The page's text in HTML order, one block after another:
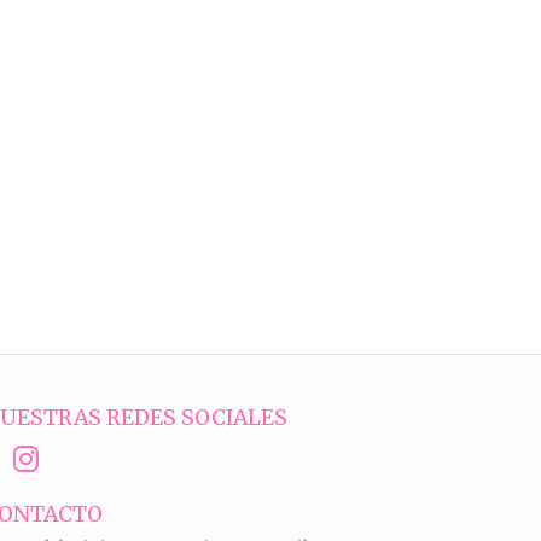
REDES SOCIALES